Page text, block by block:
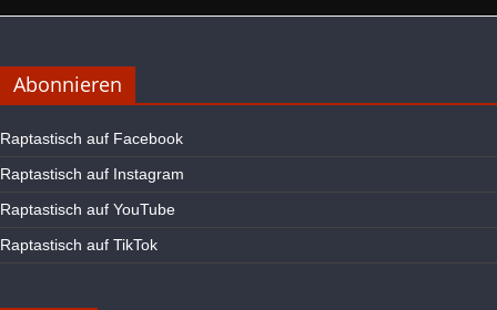
Abonnieren
Raptastisch auf Facebook
Raptastisch auf Instagram
Raptastisch auf YouTube
Raptastisch auf TikTok